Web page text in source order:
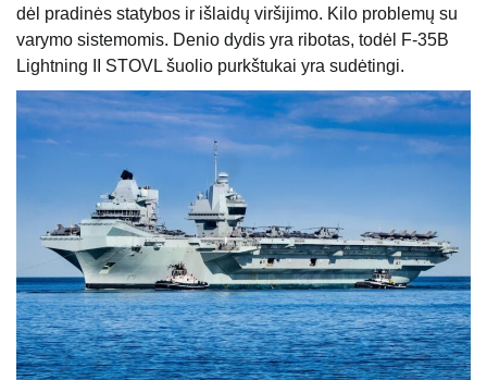
dėl pradinės statybos ir išlaidų viršijimo. Kilo problemų su
varymo sistemomis. Denio dydis yra ribotas, todėl F-35B
Lightning II STOVL šuolio purkštukai yra sudėtingi.